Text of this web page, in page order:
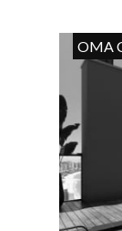
OMA